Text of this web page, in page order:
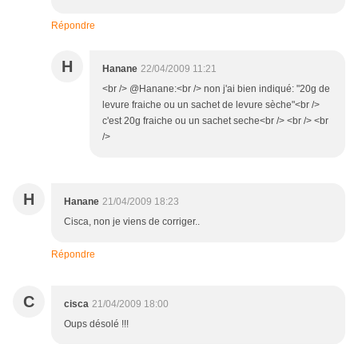
Répondre
H Hanane 22/04/2009 11:21
<br /> @Hanane:<br /> non j'ai bien indiqué: "20g de
levure fraiche ou un sachet de levure sèche"<br />
c'est 20g fraiche ou un sachet seche<br /> <br /> <br
/>
H Hanane 21/04/2009 18:23
Cisca, non je viens de corriger..
Répondre
C cisca 21/04/2009 18:00
Oups désolé !!!